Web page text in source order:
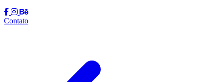
Contato